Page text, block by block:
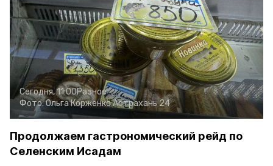
Сегодня, 11:00Разное
Фото:Ольга КорженкоАстрахань 24
Продолжаем гастрономический рейд по
Селенским Исадам